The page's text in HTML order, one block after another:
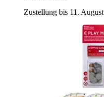
Zustellung bis 11. August